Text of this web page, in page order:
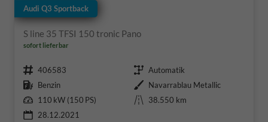
Audi Q3 Sportback
S line 35 TFSI 150 tronic Pano
sofort lieferbar
Fahrzeugnr. 406583 Getriebe Automatik
Kraftstoff Benzin Außenfarbe Navarrablau Metallic
Leistung 110 kW (150 PS) Kilometerstand
38.550 km
28.12.2021